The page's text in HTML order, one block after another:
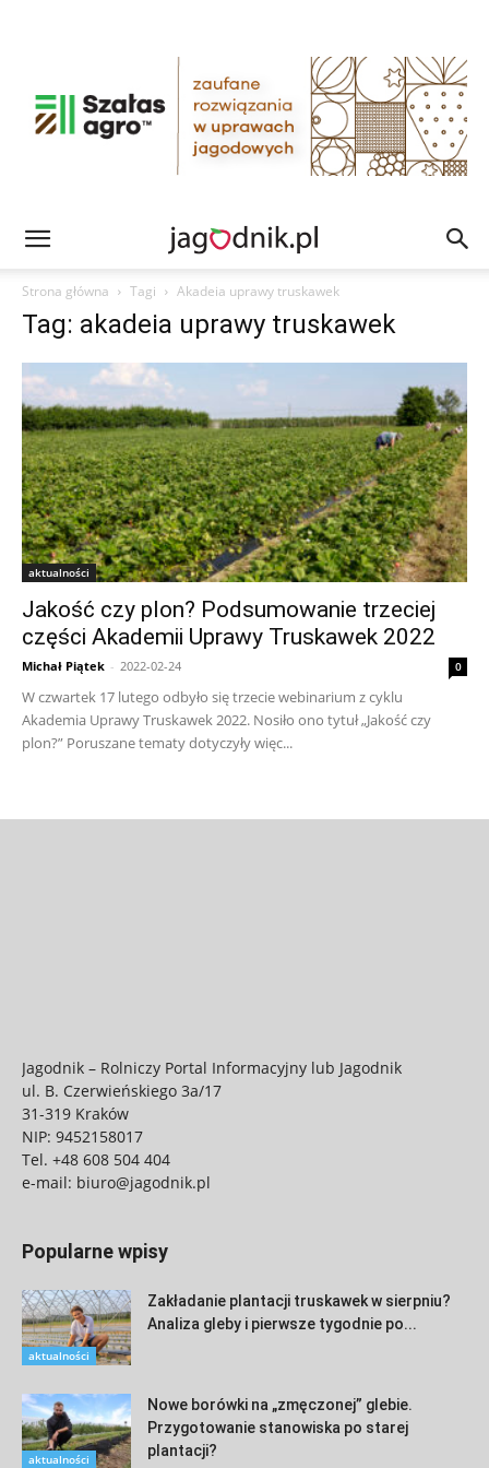
Strona główna Tagi Akadeia uprawy truskawek
Tag: akadeia uprawy truskawek
aktualności
Jakość czy plon? Podsumowanie trzeciej
części Akademii Uprawy Truskawek 2022
Michał Piątek - 2022-02-24 0
W czwartek 17 lutego odbyło się trzecie webinarium z cyklu
Akademia Uprawy Truskawek 2022. Nosiło ono tytuł „Jakość czy
plon?” Poruszane tematy dotyczyły więc...
Jagodnik – Rolniczy Portal Informacyjny lub Jagodnik
ul. B. Czerwieńskiego 3a/17
31-319 Kraków
NIP: 9452158017
Tel. +48 608 504 404
e-mail: biuro@jagodnik.pl
Popularne wpisy
aktualności
Zakładanie plantacji truskawek w sierpniu?
Analiza gleby i pierwsze tygodnie po...
aktualności
Nowe borówki na „zmęczonej” glebie.
Przygotowanie stanowiska po starej
plantacji?